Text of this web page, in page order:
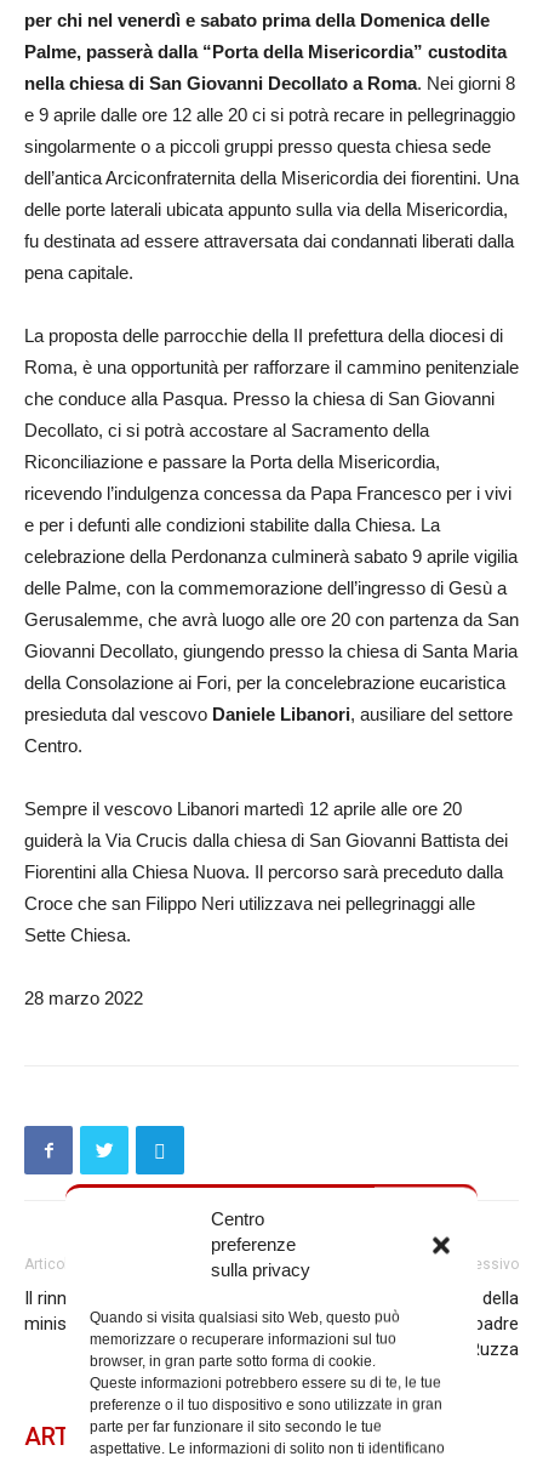
Centro
preferenze
sulla privacy
Quando si visita qualsiasi sito Web, questo può
memorizzare o recuperare informazioni sul tuo
browser, in gran parte sotto forma di cookie.
Queste informazioni potrebbero essere su di te, le tue
preferenze o il tuo dispositivo e sono utilizzate in gran
parte per far funzionare il sito secondo le tue
aspettative. Le informazioni di solito non ti identificano
per chi nel venerdì e sabato prima della Domenica delle
Palme, passerà dalla “Porta della Misericordia” custodita
nella chiesa di San Giovanni Decollato a Roma. Nei giorni 8
e 9 aprile dalle ore 12 alle 20 ci si potrà recare in pellegrinaggio
singolarmente o a piccoli gruppi presso questa chiesa sede
dell’antica Arciconfraternita della Misericordia dei fiorentini. Una
delle porte laterali ubicata appunto sulla via della Misericordia,
fu destinata ad essere attraversata dai condannati liberati dalla
pena capitale.
La proposta delle parrocchie della II prefettura della diocesi di
Roma, è una opportunità per rafforzare il cammino penitenziale
che conduce alla Pasqua. Presso la chiesa di San Giovanni
Decollato, ci si potrà accostare al Sacramento della
Riconciliazione e passare la Porta della Misericordia,
ricevendo l’indulgenza concessa da Papa Francesco per i vivi
e per i defunti alle condizioni stabilite dalla Chiesa. La
celebrazione della Perdonanza culminerà sabato 9 aprile vigilia
delle Palme, con la commemorazione dell’ingresso di Gesù a
Gerusalemme, che avrà luogo alle ore 20 con partenza da San
Giovanni Decollato, giungendo presso la chiesa di Santa Maria
della Consolazione ai Fori, per la concelebrazione eucaristica
presieduta dal vescovo Daniele Libanori, ausiliare del settore
Centro.
Sempre il vescovo Libanori martedì 12 aprile alle ore 20
guiderà la Via Crucis dalla chiesa di San Giovanni Battista dei
Fiorentini alla Chiesa Nuova. Il percorso sarà preceduto dalla
Croce che san Filippo Neri utilizzava nei pellegrinaggi alle
Sette Chiesa.
28 marzo 2022
Articolo precedente
Il rinnovo del mandato per i
ministri della Comunione
Articolo successivo
E’ entrato nella luce della
Resurrezione Arnaldo, padre
del vescovo Ruzza
ARTICOLI CORRELATI